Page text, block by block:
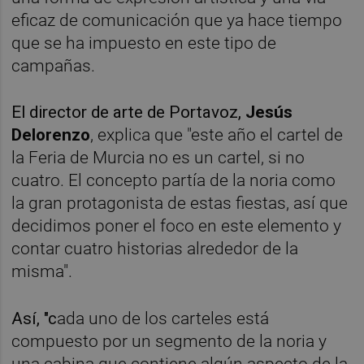
eficaz de comunicación que ya hace tiempo
que se ha impuesto en este tipo de
campañas.
El director de arte de Portavoz, Jesús
Delorenzo, explica que "este año el cartel de
la Feria de Murcia no es un cartel, si no
cuatro. El concepto partía de la noria como
la gran protagonista de estas fiestas, así que
decidimos poner el foco en este elemento y
contar cuatro historias alrededor de la
misma".
Así, "cada uno de los carteles está
compuesto por un segmento de la noria y